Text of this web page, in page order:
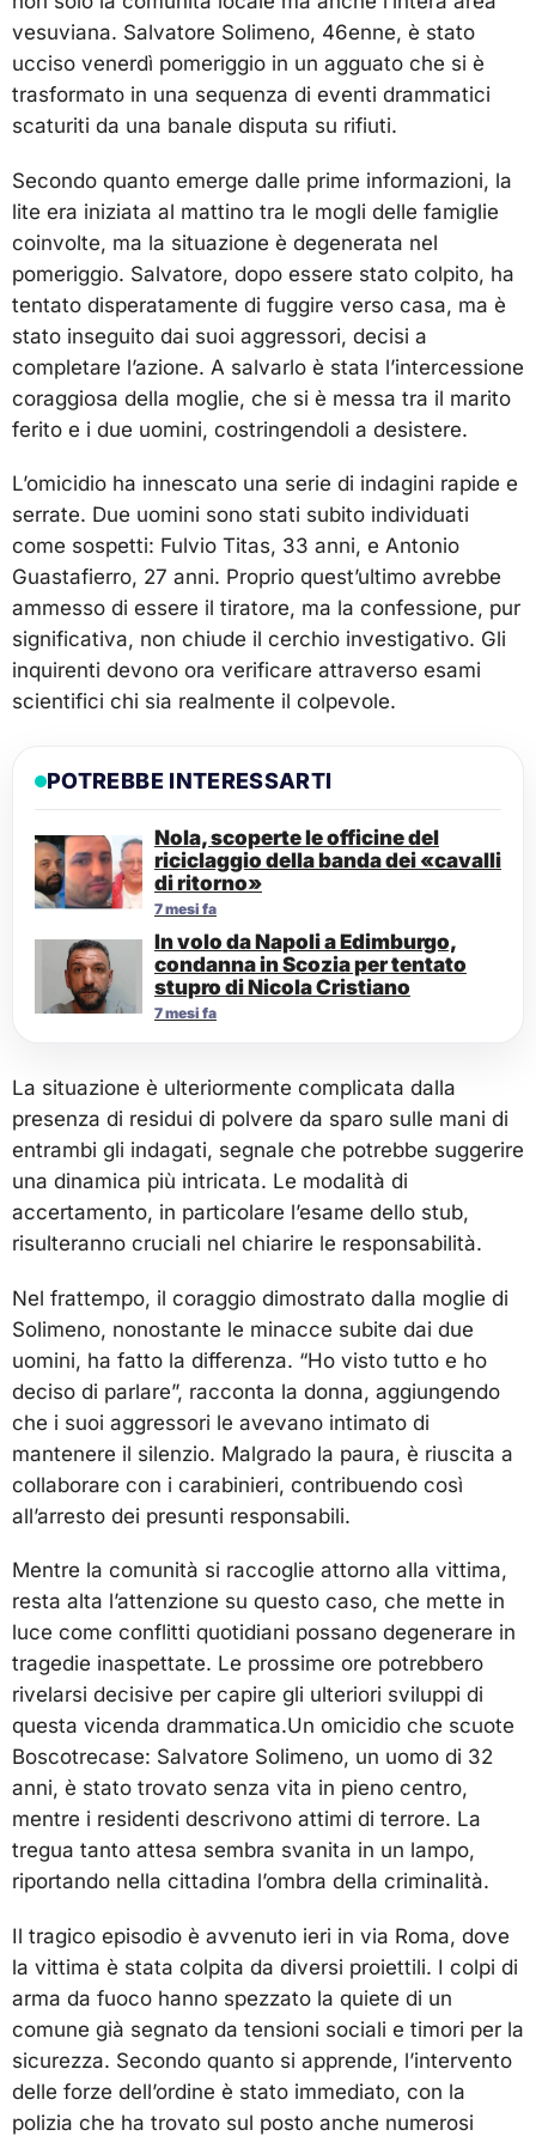
vesuviana. Salvatore Solimeno, 46enne, è stato
ucciso venerdì pomeriggio in un agguato che si è
trasformato in una sequenza di eventi drammatici
scaturiti da una banale disputa su rifiuti.
Secondo quanto emerge dalle prime informazioni, la
lite era iniziata al mattino tra le mogli delle famiglie
coinvolte, ma la situazione è degenerata nel
pomeriggio. Salvatore, dopo essere stato colpito, ha
tentato disperatamente di fuggire verso casa, ma è
stato inseguito dai suoi aggressori, decisi a
completare l’azione. A salvarlo è stata l’intercessione
coraggiosa della moglie, che si è messa tra il marito
ferito e i due uomini, costringendoli a desistere.
L’omicidio ha innescato una serie di indagini rapide e
serrate. Due uomini sono stati subito individuati
come sospetti: Fulvio Titas, 33 anni, e Antonio
Guastafierro, 27 anni. Proprio quest’ultimo avrebbe
ammesso di essere il tiratore, ma la confessione, pur
significativa, non chiude il cerchio investigativo. Gli
inquirenti devono ora verificare attraverso esami
scientifici chi sia realmente il colpevole.
POTREBBE INTERESSARTI
Nola, scoperte le officine del
riciclaggio della banda dei «cavalli
di ritorno»
7 mesi fa
In volo da Napoli a Edimburgo,
condanna in Scozia per tentato
stupro di Nicola Cristiano
7 mesi fa
La situazione è ulteriormente complicata dalla
presenza di residui di polvere da sparo sulle mani di
entrambi gli indagati, segnale che potrebbe suggerire
una dinamica più intricata. Le modalità di
accertamento, in particolare l’esame dello stub,
risulteranno cruciali nel chiarire le responsabilità.
Nel frattempo, il coraggio dimostrato dalla moglie di
Solimeno, nonostante le minacce subite dai due
uomini, ha fatto la differenza. “Ho visto tutto e ho
deciso di parlare”, racconta la donna, aggiungendo
che i suoi aggressori le avevano intimato di
mantenere il silenzio. Malgrado la paura, è riuscita a
collaborare con i carabinieri, contribuendo così
all’arresto dei presunti responsabili.
Mentre la comunità si raccoglie attorno alla vittima,
resta alta l’attenzione su questo caso, che mette in
luce come conflitti quotidiani possano degenerare in
tragedie inaspettate. Le prossime ore potrebbero
rivelarsi decisive per capire gli ulteriori sviluppi di
questa vicenda drammatica.Un omicidio che scuote
Boscotrecase: Salvatore Solimeno, un uomo di 32
anni, è stato trovato senza vita in pieno centro,
mentre i residenti descrivono attimi di terrore. La
tregua tanto attesa sembra svanita in un lampo,
riportando nella cittadina l’ombra della criminalità.
Il tragico episodio è avvenuto ieri in via Roma, dove
la vittima è stata colpita da diversi proiettili. I colpi di
arma da fuoco hanno spezzato la quiete di un
comune già segnato da tensioni sociali e timori per la
sicurezza. Secondo quanto si apprende, l’intervento
delle forze dell’ordine è stato immediato, con la
polizia che ha trovato sul posto anche numerosi